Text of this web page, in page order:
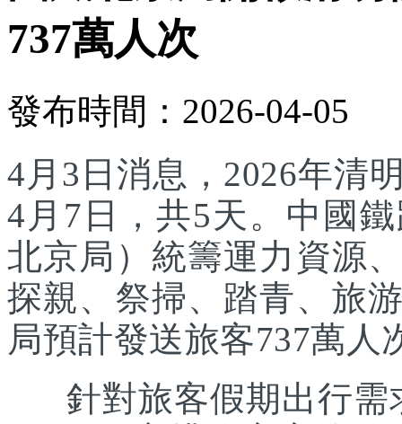
737萬人次
發布時間：2026-04-05
4月3日消息，2026年清
4月7日，共5天。中國
北京局）統籌運力資源
探親、祭掃、踏青、旅
局預計發送旅客737萬人
針對旅客假期出行需